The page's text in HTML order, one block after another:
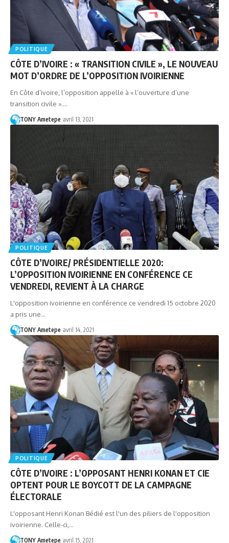
POLITIQUE
CÔTE D’IVOIRE : « TRANSITION CIVILE », LE NOUVEAU
MOT D’ORDRE DE L’OPPOSITION IVOIRIENNE
En Côte d’ivoire, l’opposition appelle à « l’ouverture d’une
transition civile ».…
TONY Ametepe avril 13, 2021
POLITIQUE
CÔTE D’IVOIRE/ PRÉSIDENTIELLE 2020:
L’OPPOSITION IVOIRIENNE EN CONFÉRENCE CE
VENDREDI, REVIENT À LA CHARGE
L'opposition ivoirienne en conférence ce vendredi 15 octobre 2020
a pris une…
TONY Ametepe avril 14, 2021
POLITIQUE
CÔTE D’IVOIRE : L’OPPOSANT HENRI KONAN ET CIE
OPTENT POUR LE BOYCOTT DE LA CAMPAGNE
ÉLECTORALE
L'opposant Henri Konan Bédié est l'un des piliers de l'opposition
ivoirienne. Celle-ci,…
TONY Ametepe avril 15, 2021